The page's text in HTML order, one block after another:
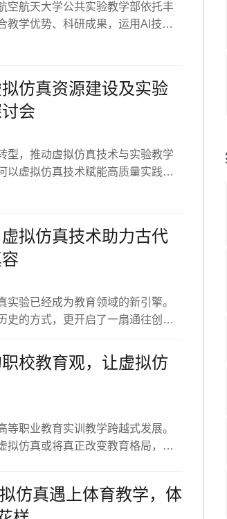
空航天大学公共实验教学部依托丰
教学优势、科研成果，运用AI技术
创新实践能力提升。
仿真资源建设及实验
会
型，推动虚拟仿真技术与实验教学
以虚拟仿真技术赋能高质量实践育
拟仿真技术助力古代
实验已经成为教育领域的新引擎。
史的方式，更开启了一扇通往创新
引领未来的设计师。
校教育观，让虚拟仿
等职业教育实训教学跨越式发展。
拟仿真或将真正改变教育格局，乃
仿真遇上体育教学，体